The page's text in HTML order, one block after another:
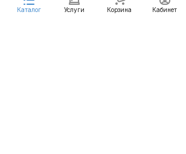
Товар снят с продажи
Каталог Услуги Корзина Кабинет